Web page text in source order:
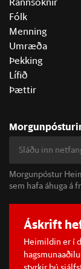
Fólk
Menning
Umræða
Þekking
Lífið
Þættir
Morgunpóstur
sem hafa áhuga á
Áskrift
Heimildin er í